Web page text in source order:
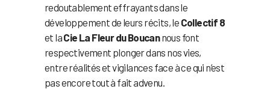
redoutablement effrayants dans le
développement de leurs récits, le Collectif 8
et laCie La Fleur du Boucannous font
respectivement plonger dans nos vies,
entre réalités et vigilances face à ce qui n’est
pas encore tout à fait advenu.